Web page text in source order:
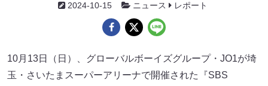
2024-10-15 ニュース レポート
10月13日（日）、グローバルボーイズグループ・JO1が埼
玉・さいたまスーパーアリーナで開催された『SBS